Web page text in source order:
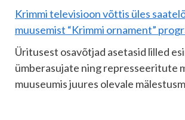
Krimmi televisioon võttis üles
muusemist “Krimmi ornament”
Üritusest osavõtjad asetasid lilled
ümberasujate ning represseeritute
muuseumis juures olevale